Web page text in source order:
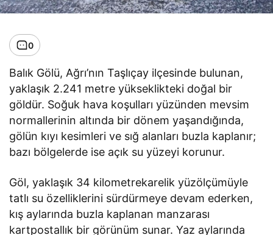
0
Balık Gölü, Ağrı’nın Taşlıçay ilçesinde bulunan,
yaklaşık 2.241 metre yükseklikteki doğal bir
göldür. Soğuk hava koşulları yüzünden mevsim
normallerinin altında bir dönem yaşandığında,
gölün kıyı kesimleri ve sığ alanları buzla kaplanır;
bazı bölgelerde ise açık su yüzeyi korunur.
Göl, yaklaşık 34 kilometrekarelik yüzölçümüyle
tatlı su özelliklerini sürdürmeye devam ederken,
kış aylarında buzla kaplanan manzarası
kartpostallık bir görünüm sunar. Yaz aylarında